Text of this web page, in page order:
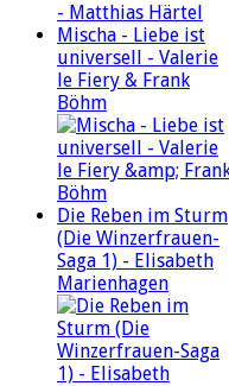
Mischa - Liebe ist
universell - Valerie
le Fiery & Frank
Böhm
Die Reben im Sturm
(Die Winzerfrauen-
Saga 1) - Elisabeth
Marienhagen